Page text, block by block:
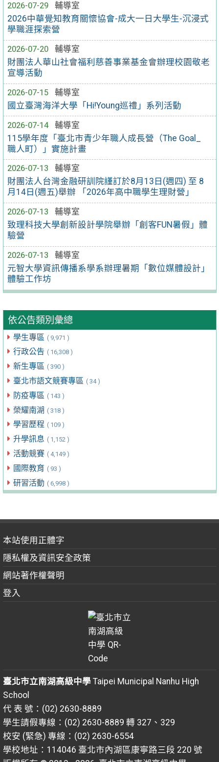
2026-07-29
輔導室
2026中華覺知教育關懷協會-成大一日大學生-沉浸式
學職涯探索營
2026-07-20
輔導室
財團法人華山社會福利慈善事業基金會辦理校園敬老
宣導活動
2026-07-15
輔導室
國立臺灣海洋大學「Hi!Young巡禮」系列活動
2026-07-14
輔導室
115學年度「臺北市青少年職人成長營（The Goal_
職人町）」實施計畫
2026-07-13
輔導室
財團法人台灣金融研訓院謹訂於8月13日(週四) 至 8
月14日(週五)舉辦 「2026年高中職學生理財營」
2026-07-13
輔導室
致理科技大學創新設計學院舉辦「創客FUN暑假」體
驗營
2026-07-13
輔導室
元智大學資訊傳播系學系辦理暑期「數位媒體設計」
體驗工作坊
依公告類別彙總
學生專區 ( 9,971 )
行政公告 ( 16,308 )
新生專區 ( 390 )
臺北市語文競賽專區 ( 34 )
防疫專區 ( 143 )
榮耀南湖 ( 318 )
學習歷程 ( 109 )
升學訊息 ( 1,152 )
活動競賽 ( 4,149 )
國際教育 ( 93 )
研習活動 ( 6,998 )
本站使用正體字
隱私權及資訊安全政策
網站著作權聲明
登入
臺北市立南湖高級中學Taipei Municipal Nanhu High
School
代 表 號：(02) 2630-8889
學生請假專線：(02) 2630-8889 轉 327、329
校安 (緊急) 專線：(02) 2630-6554
學校地址：114046 臺北市內湖區康寧路三段 220 號